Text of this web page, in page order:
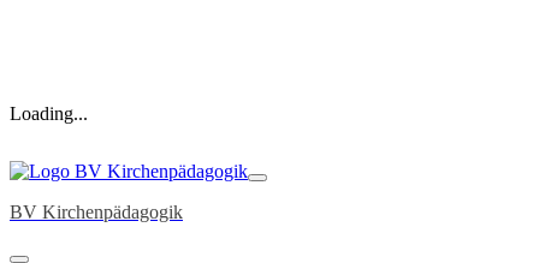
Loading...
BV Kirchenpädagogik